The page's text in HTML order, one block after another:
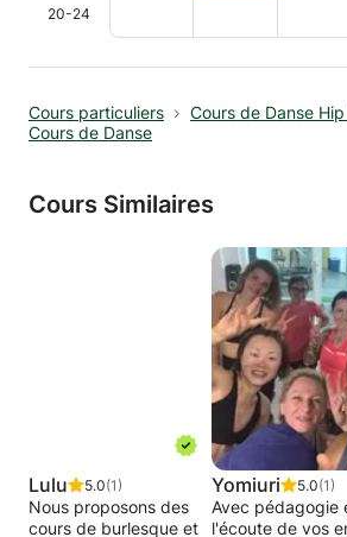
20-24
Cours particuliers
Cours de Danse
Cours de Danse
Cours Similaires
Lulu 5.0(1)
Nous proposons des
cours de burlesque et
Yomiuri 5.0(1)
Avec pédagogie
l'écoute de vos